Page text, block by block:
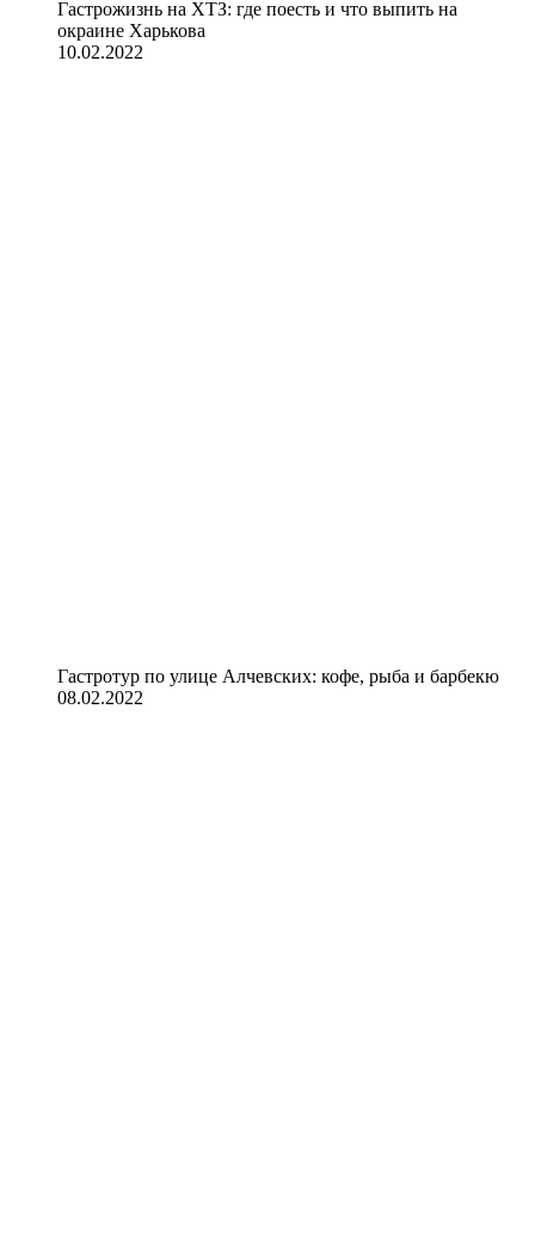
Гастрожизнь на ХТЗ: где поесть и что выпить на
окраине Харькова
10.02.2022
Гастротур по улице Алчевских: кофе, рыба и барбекю
08.02.2022